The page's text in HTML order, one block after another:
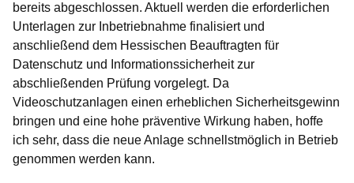
bereits abgeschlossen. Aktuell werden die erforderlichen
Unterlagen zur Inbetriebnahme finalisiert und
anschließend dem Hessischen Beauftragten für
Datenschutz und Informationssicherheit zur
abschließenden Prüfung vorgelegt. Da
Videoschutzanlagen einen erheblichen Sicherheitsgewinn
bringen und eine hohe präventive Wirkung haben, hoffe
ich sehr, dass die neue Anlage schnellstmöglich in Betrieb
genommen werden kann.